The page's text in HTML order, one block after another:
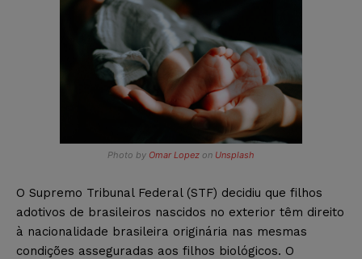
Photo by Omar Lopez on Unsplash
O Supremo Tribunal Federal (STF) decidiu que filhos
adotivos de brasileiros nascidos no exterior têm direito
à nacionalidade brasileira originária nas mesmas
condições asseguradas aos filhos biológicos. O